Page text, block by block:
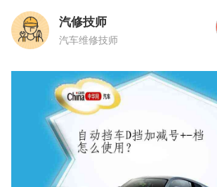
汽修技师
汽车维修技师